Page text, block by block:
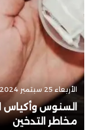
الأربعاء 25 سبتمبر 2024 - 13:47
السنوس وأكياس
مخاطر التدخين